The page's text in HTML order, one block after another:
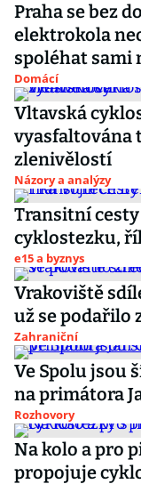
Praha se bez
elektrokola
spoléhat sami
Domácí
Vltavská
vyasfaltována
zlenivělostí
Názory a analýzy
Transitní
cyklostezku,
e15 a byznys
Vrakoviště
už se podařilo
Zahraniční
Ve Spolu jsou
na primátora
Rozhovory
Na kolo a pro
propojuje